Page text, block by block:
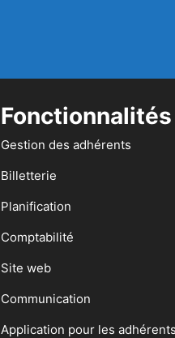
Fonctionnalités
Gestion des adhérents
Billetterie
Planification
Comptabilité
Site web
Communication
Application pour les adhérents